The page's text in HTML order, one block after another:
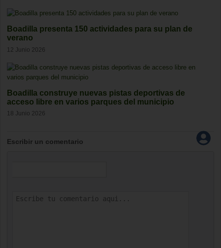
Boadilla presenta 150 actividades para su plan de
verano
12 Junio 2026
Boadilla construye nuevas pistas deportivas de
acceso libre en varios parques del municipio
18 Junio 2026
Escribir un comentario